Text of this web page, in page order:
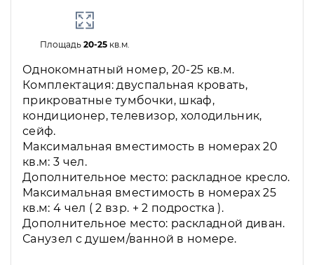
Площадь 20-25кв.м.
Однокомнатный номер, 20-25 кв.м.
Комплектация: двуспальная кровать,
прикроватные тумбочки, шкаф,
кондиционер, телевизор, холодильник,
сейф.
Максимальная вместимость в номерах 20
кв.м: 3 чел.
Дополнительное место: раскладное кресло.
Максимальная вместимость в номерах 25
кв.м: 4 чел ( 2 взр. + 2 подростка ).
Дополнительное место: раскладной диван.
Санузел с душем/ванной в номере.